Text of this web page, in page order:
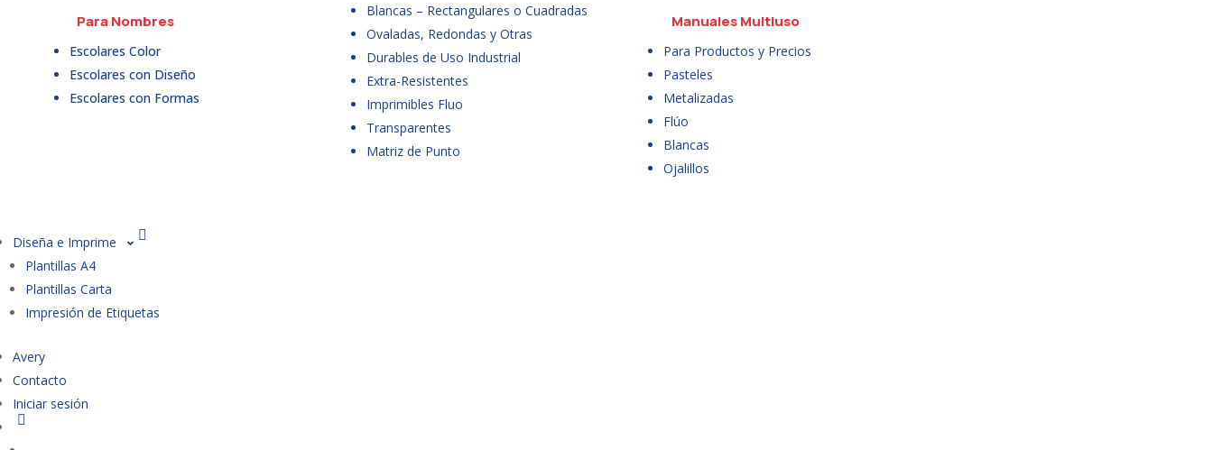
Para Nombres
Escolares Color
Escolares con Diseño
Escolares con Formas
Blancas – Rectangulares o Cuadradas
Ovaladas, Redondas y Otras
Durables de Uso Industrial
Extra-Resistentes
Imprimibles Fluo
Transparentes
Matriz de Punto
Manuales Multiuso
Para Productos y Precios
Pasteles
Metalizadas
Flúo
Blancas
Ojalillos
Diseña e Imprime
Plantillas A4
Plantillas Carta
Impresión de Etiquetas
Avery
Contacto
Iniciar sesión